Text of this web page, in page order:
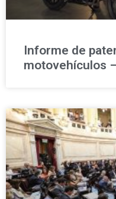
Informe de
motovehículos